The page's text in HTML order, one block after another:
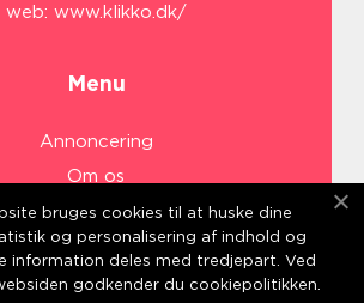
web: www.klikko.dk/
Menu
Annoncering
Om os
Cookies
Kontakt os
Sitemap
bruges cookies til at huske dine
og personalisering af indhold og
information deles med tredjepart. Ved
godkender du cookiepolitikken.